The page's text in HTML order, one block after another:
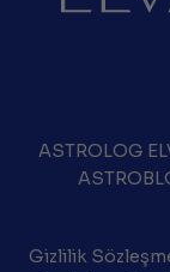
ASTROLOG
Gizlilik